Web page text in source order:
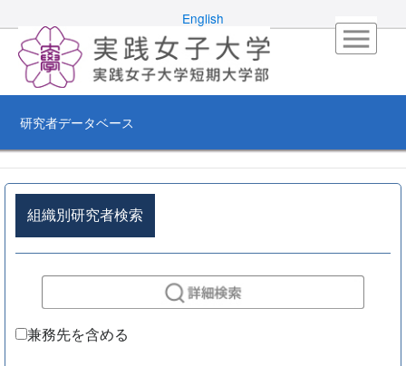
English
研究者データベース
組織別研究者検索
兼務先を含める